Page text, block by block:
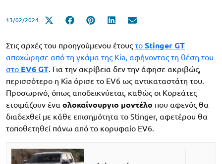
13/02/2024
Στις αρχές του προηγούμενου έτους το Stinger GT
αποχώρησε από τη γκάμα της Kia, αφήνοντας τη θέση του
στο EV6 GT. Για την ακρίβεια δεν την άφησε ακριβώς,
περισσότερο η Kia όρισε το EV6 ως αντικαταστάτη του.
Προσωρινό, όπως αποδεικνύεται, καθώς οι Κορεάτες
ετοιμάζουν ένα ολοκαίνουργιο μοντέλο που αφενός θα
διαδεχθεί με κάθε επισημότητα το Stinger, αφετέρου θα
τοποθετηθεί πάνω από το κορυφαίο EV6.